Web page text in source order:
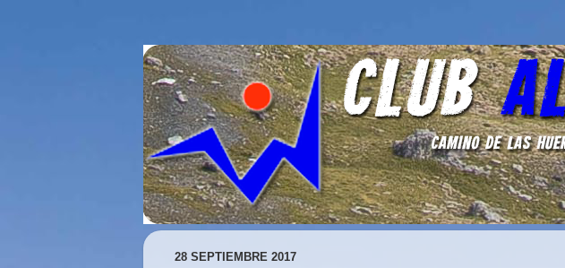
28 SEPTIEMBRE 2017